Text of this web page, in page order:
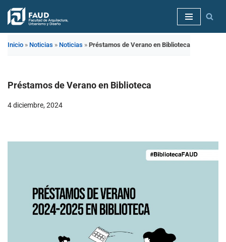
Saltar
Inicio » Noticias » Noticias » Préstamos de Verano en Biblioteca
Préstamos de Verano en Biblioteca
4 diciembre, 2024